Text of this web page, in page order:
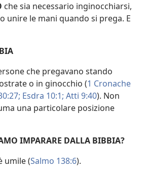
che sia necessario inginocchiarsi,
unire le mani quando si prega. E
che pregavano stando
o in ginocchio (1 Cronache
Esdra 10:1; Atti 9:40). Non
una particolare posizione
IMPARARE DALLA BIBBIA?
umile (Salmo 138:6).